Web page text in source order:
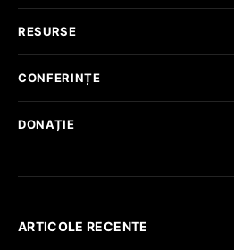
RESURSE
CONFERINȚE
DONAȚIE
ARTICOLE RECENTE